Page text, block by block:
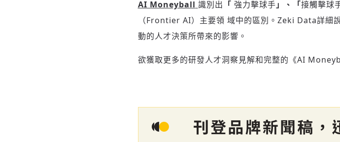
AI Moneyball 識別出 「 強力擊球手」、「接觸擊球
（Frontier AI）主要領 域中的區別。Zeki Data詳細
動的人才決策所帶來的影響。
欲獲取更多的研發人才洞察見解和完整的《AI